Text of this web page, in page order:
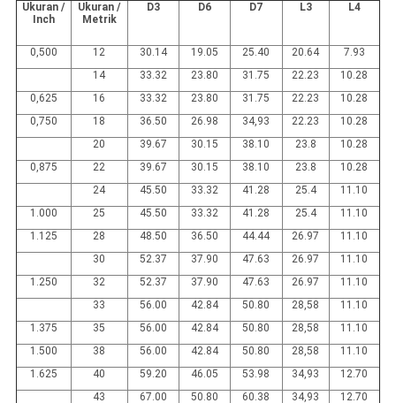
Ukuran /
Inch
Ukuran /
Metrik
D3 D6 D7 L3 L4
0,500 12 30.14 19.05 25.40 20.64
7.93
14
33.32 23.80 31.75 22.23
10.28
0,625
16 33.32 23.80 31.75 22.23
10.28
0,750
18 36.50 26.98 34,93 22.23
10.28
20
39.67 30.15 38.10 23.8
10.28
0,875
22 39.67 30.15 38.10 23.8
10.28
24
45.50 33.32 41.28 25.4
11.10
1.000
25 45.50 33.32 41.28 25.4
11.10
1.125
28 48.50 36.50 44.44 26.97
11.10
30
52.37 37.90 47.63 26.97
11.10
1.250
32 52.37 37.90 47.63 26.97
11.10
33
56.00 42.84 50.80 28,58
11.10
1.375
35 56.00 42.84 50.80 28,58
11.10
1.500
38 56.00 42.84 50.80 28,58
11.10
1.625
40 59.20 46.05 53.98 34,93
12.70
43
67.00 50.80 60.38 34,93 12.70